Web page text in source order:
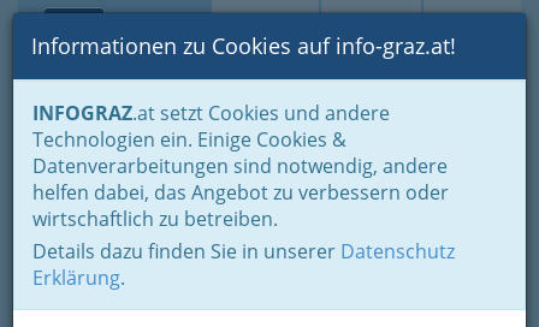
Suche Login Toggle
Informationen zu Cookies auf info-graz.at!
INFOGRAZ.at setzt Cookies und andere
Technologien ein. Einige Cookies &
Datenverarbeitungen sind notwendig, andere
helfen dabei, das Angebot zu verbessern oder
wirtschaftlich zu betreiben.
Details dazu finden Sie in unserer Datenschutz
Erklärung.
Home Branchen
Heigl Franz Univ Prof Dipl-
Ing Dr
Hugo-Wolf-Gasse 7, 8010 Graz
+43 316 321 481 - 0
+43 316 321 481 - 15